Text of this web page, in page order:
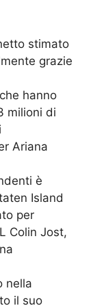
stimato
grazie
hanno
milioni di
Ariana
è
Island
per
Colin Jost,
nella
il suo